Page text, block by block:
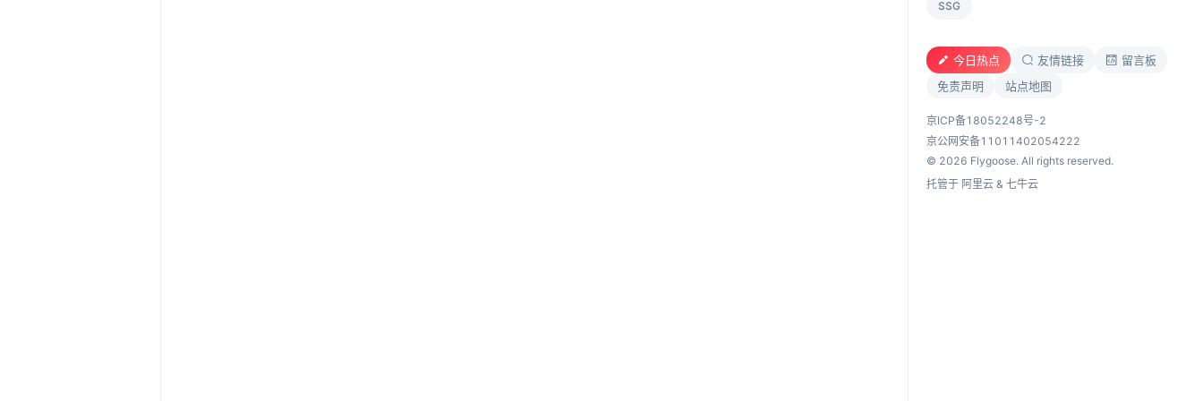
SSG
今日热点 友情链接
留言板
免责声明
站点地图
京ICP备18052248号-2
京公网安备11011402054222
© 2026 Flygoose. All rights reserved.
托管于 阿里云 & 七牛云